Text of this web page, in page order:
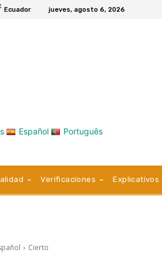
Ecuador jueves, agosto 6, 2026
Español Português
Verificaciones Explicativos
Cierto